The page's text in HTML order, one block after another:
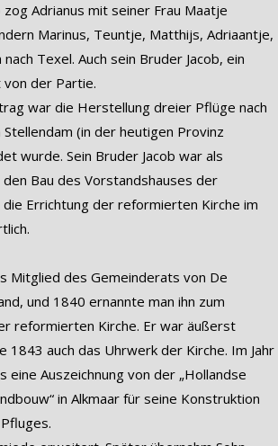
Adrianus mit seiner Frau Maatje
Marinus, Teuntje, Matthijs, Adriaantje,
Texel. Auch sein Bruder Jacob, ein
der Partie.
war die Herstellung dreier Pflüge nach
(in der heutigen Provinz
wurde. Sein Bruder Jacob war als
Bau des Vorstandshauses der
die Errichtung der reformierten Kirche im
Mitglied des Gemeinderats von De
und 1840 ernannte man ihn zum
reformierten Kirche. Er war äußerst
auch das Uhrwerk der Kirche. Im Jahr
eine Auszeichnung von der „Hollandse
in Alkmaar für seine Konstruktion